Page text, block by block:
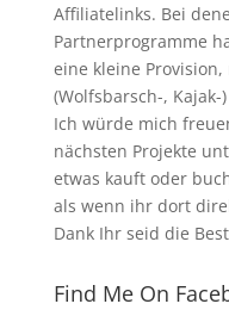
Affiliatelinks. Bei
Partnerprogramme
eine kleine
(Wolfsbarsch-,
Ich würde mich
nächsten Projekte
etwas kauft oder
als wenn ihr dort
Dank Ihr seid die
Find Me On